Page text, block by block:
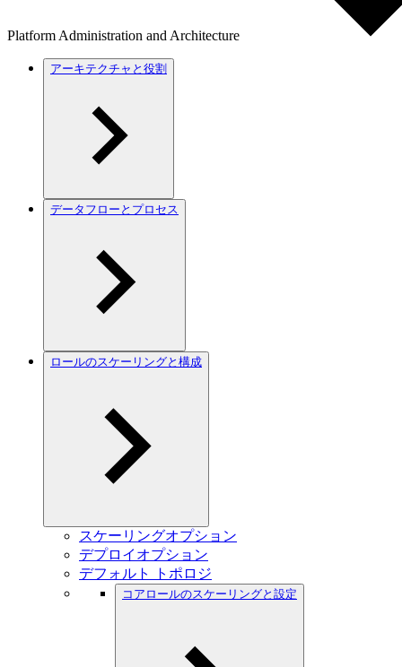
Platform Administration and Architecture
アーキテクチャと役割
データフローとプロセス
ロールのスケーリングと構成
スケーリングオプション
デプロイオプション
デフォルト トポロジ
コアロールのスケーリングと設定